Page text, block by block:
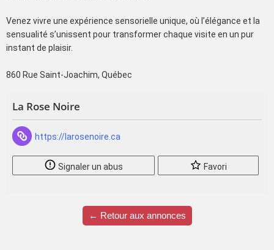
Venez vivre une expérience sensorielle unique, où l’élégance et la
sensualité s’unissent pour transformer chaque visite en un pur
instant de plaisir.
860 Rue Saint-Joachim, Québec
La Rose Noire
https://larosenoire.ca
Signaler un abus Favori
← Retour aux annonces